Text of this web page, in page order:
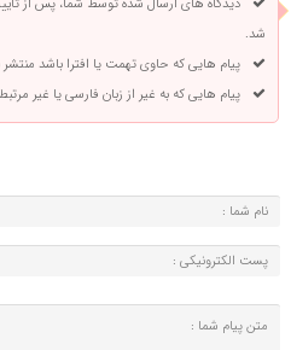
شد.
پیام هایی که حاوی تهمت یا افترا باشد
پیام هایی که به غیر از زبان فارسی یا غیر